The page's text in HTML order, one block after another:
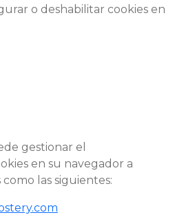
o deshabilitar cookies en
gestionar el
en su navegador a
las siguientes: